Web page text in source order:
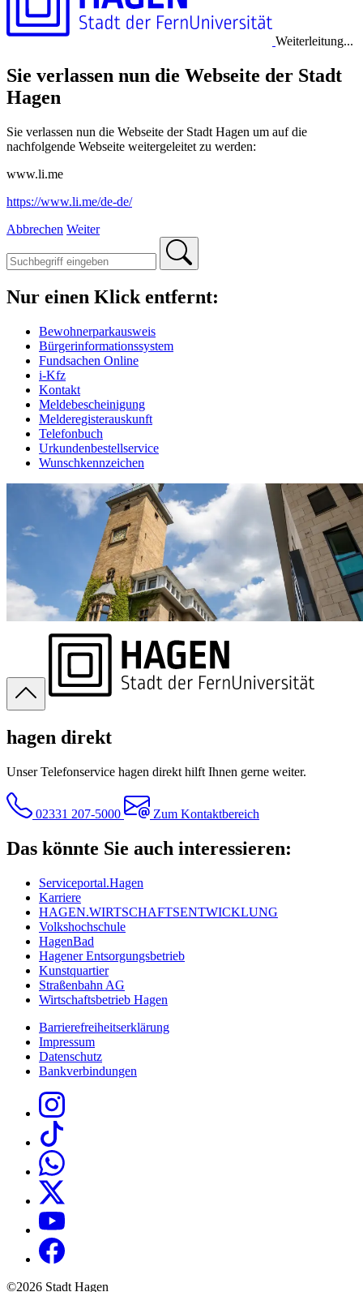
Weiterleitung...
Sie verlassen nun die Webseite der Stadt
Hagen
Sie verlassen nun die Webseite der Stadt Hagen um auf die
nachfolgende Webseite weitergeleitet zu werden:
www.li.me
https://www.li.me/de-de/
Abbrechen Weiter
Nur einen Klick entfernt:
Bewohnerparkausweis
Bürgerinformationssystem
Fundsachen Online
i-Kfz
Kontakt
Meldebescheinigung
Melderegisterauskunft
Telefonbuch
Urkundenbestellservice
Wunschkennzeichen
hagen direkt
Unser Telefonservice hagen direkt hilft Ihnen gerne weiter.
02331 207-5000 Zum Kontaktbereich
Das könnte Sie auch interessieren:
Serviceportal.Hagen
Karriere
HAGEN.WIRTSCHAFTSENTWICKLUNG
Volkshochschule
HagenBad
Hagener Entsorgungsbetrieb
Kunstquartier
Straßenbahn AG
Wirtschaftsbetrieb Hagen
Barrierefreiheitserklärung
Impressum
Datenschutz
Bankverbindungen
©2026 Stadt Hagen